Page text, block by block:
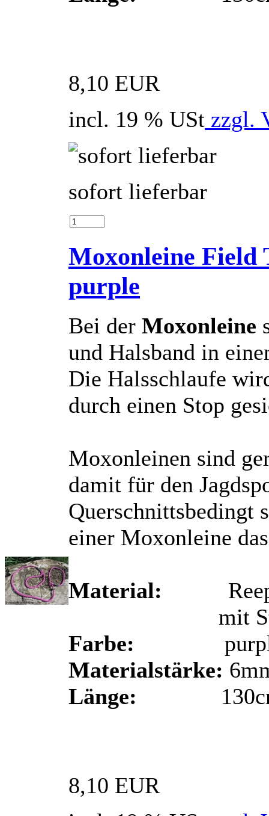
8,10 EUR
incl. 19 % USt zzgl.
sofort lieferbar
Moxonleine Field
purple
Bei der Moxonleine
und Halsband in
Die Halsschlaufe
durch einen Stop
Moxonleinen sind
damit für den
Querschnittsbedingt
einer Moxonleine
Material: Reep-
mit Stop
Farbe:
Materialstärke:
Länge:
8,10 EUR